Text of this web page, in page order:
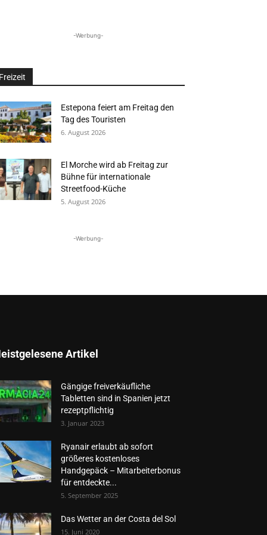
-Werbung-
Estepona feiert am Freitag den
Tag des Touristen
6. August 2026
El Morche wird ab Freitag zur
Bühne für internationale
Streetfood-Küche
5. August 2026
-Werbung-
Artikel
Gängige freiverkäufliche
Tabletten sind in Spanien jetzt
rezeptpflichtig
3. Januar 2023
Ryanair erlaubt ab sofort
größeres kostenloses
Handgepäck – Mitarbeiterbonus
für entdeckte...
5. September 2025
Das Wetter an der Costa del Sol
15. Juni 2020